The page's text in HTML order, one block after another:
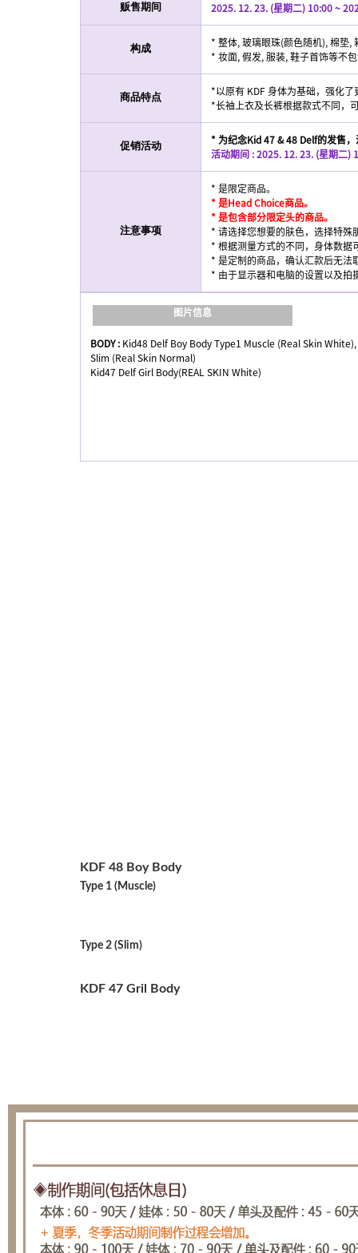
贩售期间 2025. 12. 23. (星期二) 10:00 ~
构成
* 整体, 玻璃眼珠(颜色随机), 棉垫,
* 妆面, 假发, 服装, 鞋子首饰等不
商品特点
*以原有 KDF 身体为基础，强化
*长袖上衣及长裤根据款式不同，
促销活动
* 为纪念Kid 47 & 48 Delf的发售
活动期间 : 2025. 12. 23. (星期二)
注意事项
* 是限定商品。
* 是Head Choice商品。
* 是包含部分限定头的商品。
* 请选择您想要的肤色，选择特殊
* 根据测量方式的不同，身体数据
* 是定制的商品，确认汇款后无法
* 由于显示器和电脑的设置以及拍
图片信息
BODY : Kid48 Delf Boy Body Type1 Muscle (Real Skin
Slim (Real Skin Normal)
Kid47 Delf Girl Body(REAL SKIN White)
KDF 48 Boy Body
Type 1 (Muscle)
Type 2 (Slim)
KDF 47 Gril Body